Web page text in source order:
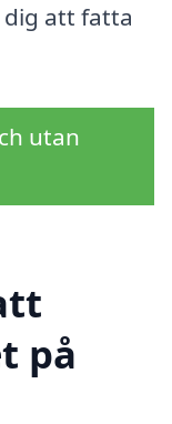
att fatta
utan
på